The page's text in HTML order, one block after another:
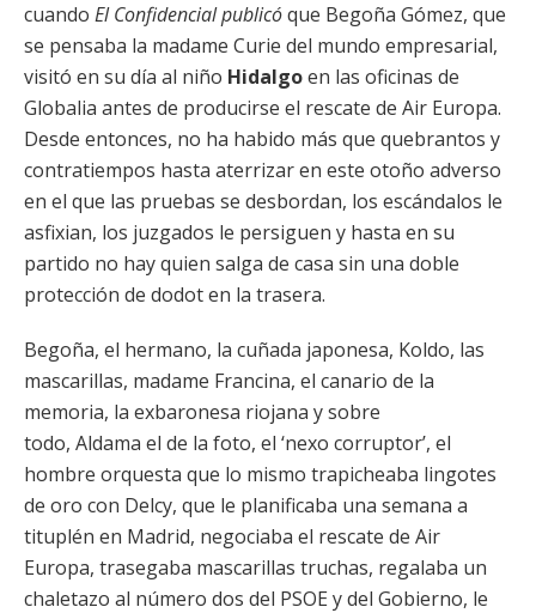
cuando El Confidencial publicóque Begoña Gómez, que
se pensaba la madame Curie del mundo empresarial,
visitó en su día al niño Hidalgoen las oficinas de
Globalia antes de producirse el rescate de Air Europa.
Desde entonces, no ha habido más que quebrantos y
contratiempos hasta aterrizar en este otoño adverso
en el que las pruebas se desbordan, los escándalos le
asfixian, los juzgados le persiguen y hasta en su
partido no hay quien salga de casa sin una doble
protección de dodot en la trasera.
Begoña, el hermano, la cuñada japonesa, Koldo, las
mascarillas, madame Francina, el canario de la
memoria, la exbaronesa riojana y sobre
todo, Aldama el de la foto, el ‘nexo corruptor’, el
hombre orquesta que lo mismo trapicheaba lingotes
de oro con Delcy, que le planificaba una semana a
tituplén en Madrid, negociaba el rescate de Air
Europa, trasegaba mascarillas truchas, regalaba un
chaletazo al número dos del PSOE y del Gobierno, le